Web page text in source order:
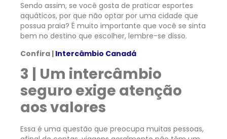
Sendo assim, se você gosta de praticar esportes
aquáticos, por que não optar por uma cidade que
possua praia? É muito importante que você se sinta
bem no destino que escolher, lembre-se disso.
Confira | Intercâmbio Canadá
3 | Um intercâmbio
seguro exige atenção
aos valores
Essa é uma questão que preocupa muitas pessoas,